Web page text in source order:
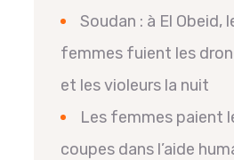
Soudan : à El Obeid,
femmes fuient les
et les violeurs la nuit
Les femmes paient
coupes dans l’aide